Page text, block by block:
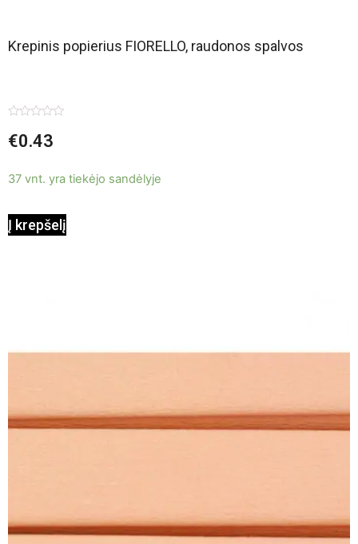
Krepinis popierius FIORELLO, raudonos spalvos
0
iš
€0.43
37 vnt. yra tiekėjo sandėlyje
Į krepšelį